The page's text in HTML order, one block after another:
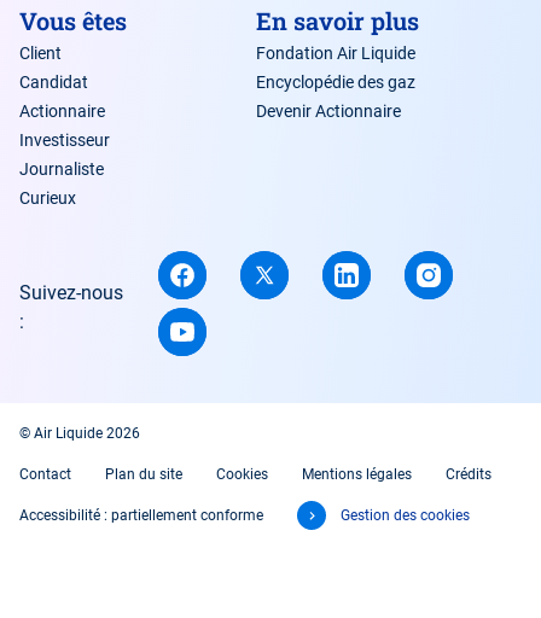
Vous êtes
Client
Candidat
Actionnaire
Investisseur
Journaliste
Curieux
En savoir plus
Fondation Air Liquide
Encyclopédie des gaz
Devenir Actionnaire
Suivez-nous
:
© Air Liquide 2026
Contact Plan du site Cookies Mentions légales Crédits
Accessibilité : partiellement conforme Gestion des cookies